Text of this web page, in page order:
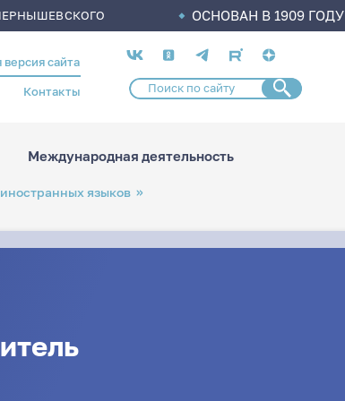
ОСНОВАН В 1909 ГОДУ
версия сайта
Контакты
Социальные
сети
Международная деятельность
языков